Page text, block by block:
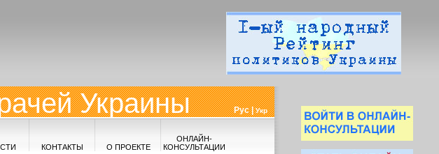
Украины Рус |Укр
КОНТАКТЫ О ПРОЕКТЕ
ОНЛАЙН-
КОНСУЛЬТАЦИИ